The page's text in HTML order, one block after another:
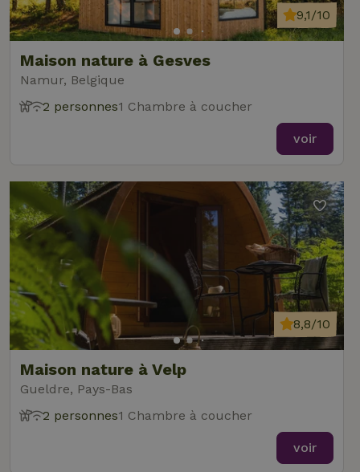
Maison nature à Gesves
Namur, Belgique
9,1/10
2 personnes1 Chambre à coucher
voir
Maison nature à Velp
Gueldre, Pays-Bas
8,8/10
2 personnes1 Chambre à coucher
voir